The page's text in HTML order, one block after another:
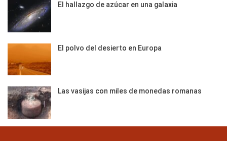
El hallazgo de azúcar en una galaxia
El polvo del desierto en Europa
Las vasijas con miles de monedas romanas